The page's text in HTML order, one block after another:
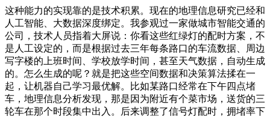
这种能力的实现靠的是技术积累。现在的地理信息研究已经和
人工智能、大数据深度绑定。我参观过一家做城市智能交通的
公司，技术人员指着大屏说：你看这些红绿灯的配时方案，不
是人工设定的，而是根据过去三年每条路口的车流数据、周边
写字楼的上班时间、学校放学时间，甚至天气数据，自动生成
的。怎么生成的呢？就是把这些空间数据和决策算法揉在一
起，让机器自己学习最优解。比如某路口经常在下午四点堵
车，地理信息分析发现，那是因为附近有个菜市场，送货的三
轮车在那个时段集中出入。后来调整了信号灯配时，拥堵率下